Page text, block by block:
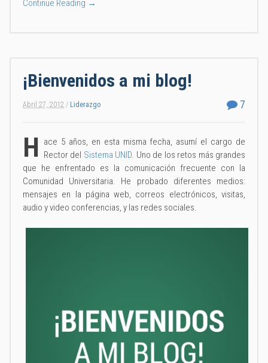
Continue Reading →
¡Bienvenidos a mi blog!
Abril 27, 2012 / Liderazgo 7
H ace 5 años, en esta misma fecha, asumí el cargo de
Rector del Sistema UNID. Uno de los retos más grandes
que he enfrentado es la comunicación frecuente con la
Comunidad Universitaria. He probado diferentes medios:
mensajes en la página web, correos electrónicos, visitas,
audio y video conferencias, y las redes sociales.